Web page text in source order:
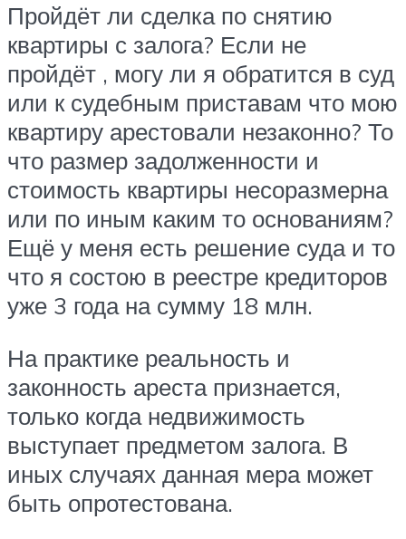
Пройдёт ли сделка по снятию
квартиры с залога? Если не
пройдёт , могу ли я обратится в суд
или к судебным приставам что мою
квартиру арестовали незаконно? То
что размер задолженности и
стоимость квартиры несоразмерна
или по иным каким то основаниям?
Ещё у меня есть решение суда и то
что я состою в реестре кредиторов
уже 3 года на сумму 18 млн.
На практике реальность и
законность ареста признается,
только когда недвижимость
выступает предметом залога. В
иных случаях данная мера может
быть опротестована.